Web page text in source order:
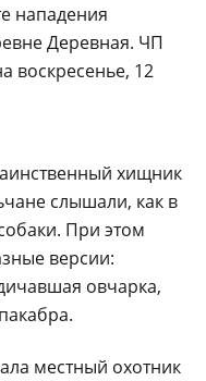
нападения
Деревная. ЧП
воскресенье, 12
хищник
слышали, как в
При этом
версии:
овчарка,
местный охотник